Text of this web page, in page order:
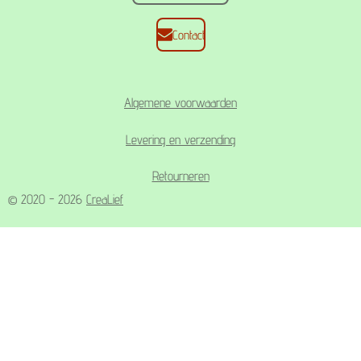
Contact
Algemene voorwaarden
Levering en verzending
Retourneren
© 2020 - 2026 CreaLief